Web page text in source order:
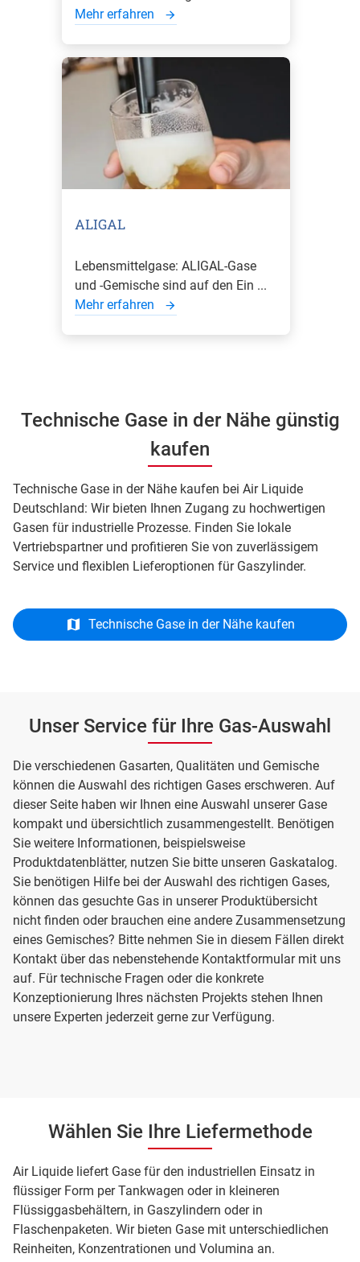
Mehr erfahren
ALIGAL
Lebensmittelgase: ALIGAL-Gase
und -Gemische sind auf den Ein ...
Mehr erfahren
Technische Gase in der Nähe günstig
kaufen
Technische Gase in der Nähe kaufen bei Air Liquide
Deutschland: Wir bieten Ihnen Zugang zu hochwertigen
Gasen für industrielle Prozesse. Finden Sie lokale
Vertriebspartner und profitieren Sie von zuverlässigem
Service und flexiblen Lieferoptionen für Gaszylinder.
Technische Gase in der Nähe kaufen
Unser Service für Ihre Gas-Auswahl
Die verschiedenen Gasarten, Qualitäten und Gemische
können die Auswahl des richtigen Gases erschweren. Auf
dieser Seite haben wir Ihnen eine Auswahl unserer Gase
kompakt und übersichtlich zusammengestellt. Benötigen
Sie weitere Informationen, beispielsweise
Produktdatenblätter, nutzen Sie bitte unseren Gaskatalog.
Sie benötigen Hilfe bei der Auswahl des richtigen Gases,
können das gesuchte Gas in unserer Produktübersicht
nicht finden oder brauchen eine andere Zusammensetzung
eines Gemisches? Bitte nehmen Sie in diesem Fällen direkt
Kontakt über das nebenstehende Kontaktformular mit uns
auf. Für technische Fragen oder die konkrete
Konzeptionierung Ihres nächsten Projekts stehen Ihnen
unsere Experten jederzeit gerne zur Verfügung.
Wählen Sie Ihre Liefermethode
Air Liquide liefert Gase für den industriellen Einsatz in
flüssiger Form per Tankwagen oder in kleineren
Flüssiggasbehältern, in Gaszylindern oder in
Flaschenpaketen. Wir bieten Gase mit unterschiedlichen
Reinheiten, Konzentrationen und Volumina an.